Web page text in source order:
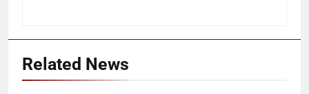
Related News